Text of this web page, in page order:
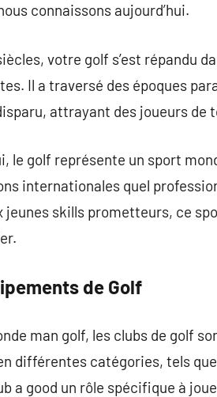
connaissons aujourd’hui.
votre golf s’est répandu
Il a traversé des époques
attrayant des joueurs de
le golf représente un sport
internationales quel
jeunes skills prometteurs, ce
de Golf
man golf, les clubs de golf
différentes catégories, tels
a good un rôle spécifique à